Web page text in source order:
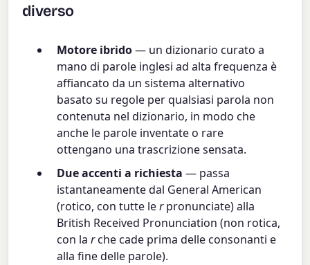
diverso
Motore ibrido— un dizionario curato a
mano di parole inglesi ad alta frequenza è
affiancato da un sistema alternativo
basato su regole per qualsiasi parola non
contenuta nel dizionario, in modo che
anche le parole inventate o rare
ottengano una trascrizione sensata.
Due accenti a richiesta — passa
istantaneamente dal General American
(rotico, con tutte lerpronunciate) alla
British Received Pronunciation (non rotica,
con larche cade prima delle consonanti e
alla fine delle parole).